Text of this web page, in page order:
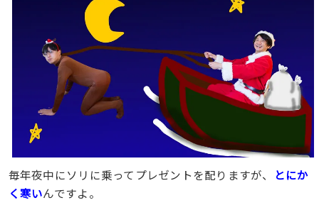
毎年夜中にソリに乗ってプレゼントを配りますが、
とにか
く寒いんですよ。